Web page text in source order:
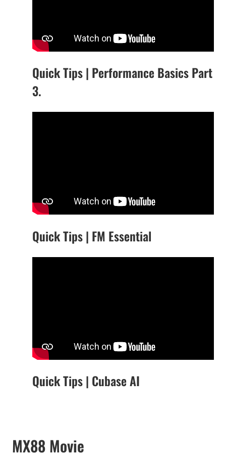
Quick Tips | Performance Basics Part
3.
Quick Tips | FM Essential
Quick Tips | Cubase AI
MX88 Movie